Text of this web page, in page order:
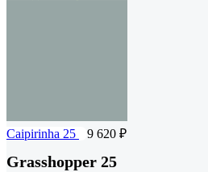
Caipirinha 25 9 620 ₽
Grasshopper 25